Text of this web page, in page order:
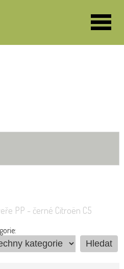
PP - černé Citroën C5